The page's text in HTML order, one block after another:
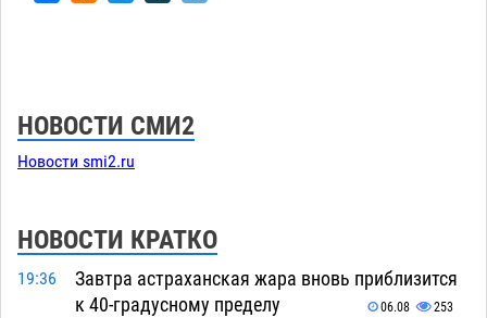
НОВОСТИ СМИ2
Новости smi2.ru
НОВОСТИ КРАТКО
19:36
Завтра астраханская жара вновь приблизится
к 40-градусному пределу
06.08 253